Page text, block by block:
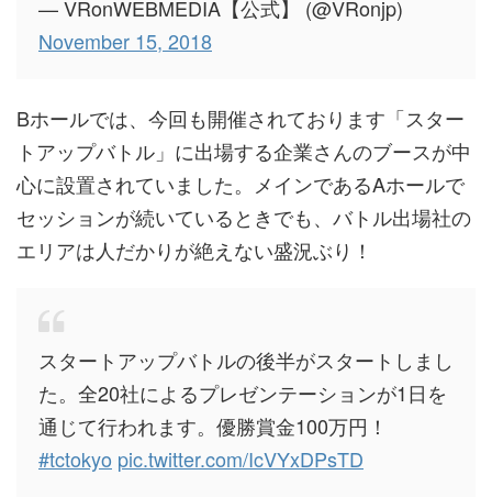
— VRonWEBMEDIA【公式】 (@VRonjp)
November 15, 2018
Bホールでは、今回も開催されております「スター
トアップバトル」に出場する企業さんのブースが中
心に設置されていました。メインであるAホールで
セッションが続いているときでも、バトル出場社の
エリアは人だかりが絶えない盛況ぶり！
スタートアップバトルの後半がスタートしまし
た。全20社によるプレゼンテーションが1日を
通じて行われます。優勝賞金100万円！
#tctokyo pic.twitter.com/IcVYxDPsTD